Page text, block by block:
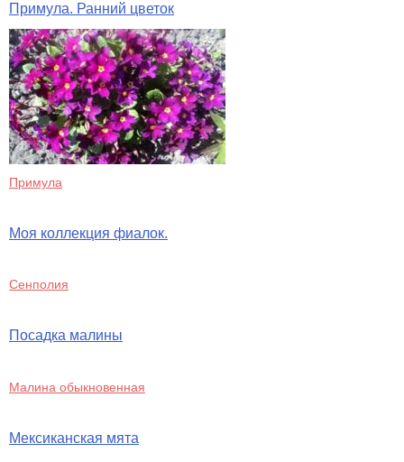
Примула. Ранний цветок
Примула
Моя коллекция фиалок.
Сенполия
Посадка малины
Малина обыкновенная
Мексиканская мята